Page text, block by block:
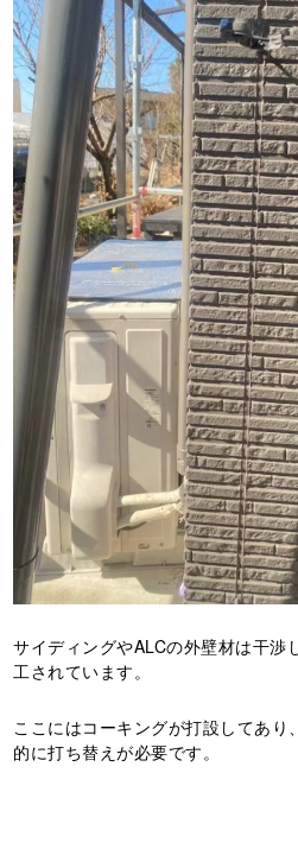
サイディングやALCの外壁材は干渉
工されています。
ここにはコーキングが打設してあり
的に打ち替えが必要です。